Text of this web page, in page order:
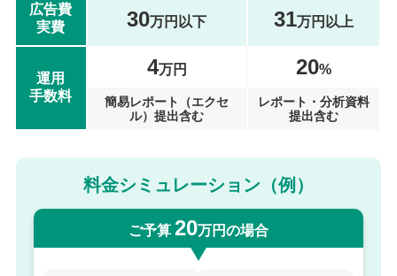
広告費
実費
30万円以下 31万円以上
運用
手数料
4万円 20%
簡易レポート（エクセ
ル）提出含む
レポート・分析資料
提出含む
料金シミュレーション（例）
ご予算 20万円の場合